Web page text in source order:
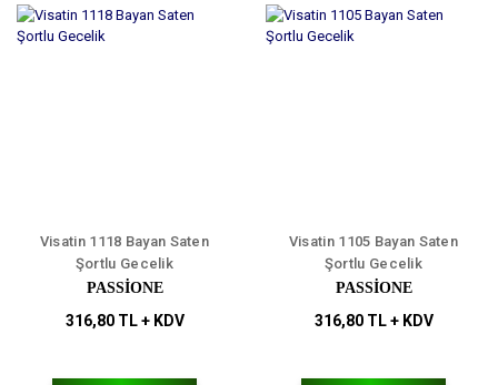
Visatin 1118 Bayan Saten
Şortlu Gecelik
PASSİONE
316,80 TL + KDV
Visatin 1105 Bayan Saten
Şortlu Gecelik
PASSİONE
316,80 TL + KDV